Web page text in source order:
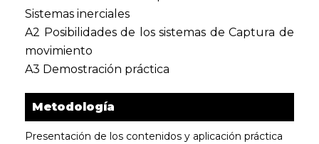
Sistemas inerciales
A2 Posibilidades de los sistemas de Captura de
movimiento
A3 Demostración práctica
Metodología
Presentación de los contenidos y aplicación práctica